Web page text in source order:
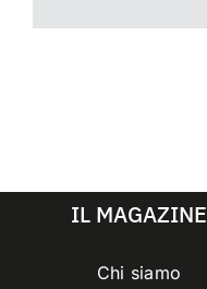
IL MAGAZINE
Chi siamo